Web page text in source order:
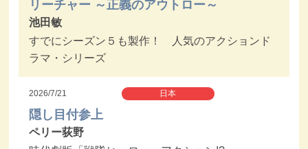
リーチャー ～正義のアウトロー～
池田敏
すでにシーズン５も製作！ 人気のアクションド
ラマ・シリーズ
2026/7/21 日本
隠し目付参上
ペリー荻野